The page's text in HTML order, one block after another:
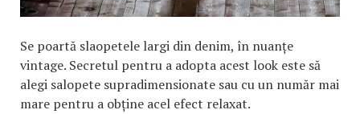
Se poartă slaopetele largi din denim, în nuanțe
vintage. Secretul pentru a adopta acest look este să
alegi salopete supradimensionate sau cu un număr mai
mare pentru a obține acel efect relaxat.